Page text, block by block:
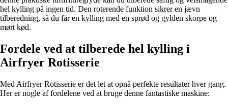
hel kylling på ingen tid. Den roterende funktion sikrer en jævn
tilberedning, så du får en kylling med en sprød og gylden skorpe og
mørt kød.
Fordele ved at tilberede hel kylling i
Airfryer Rotisserie
Med Airfryer Rotisserie er det let at opnå perfekte resultater hver gang.
Her er nogle af fordelene ved at bruge denne fantastiske maskine: